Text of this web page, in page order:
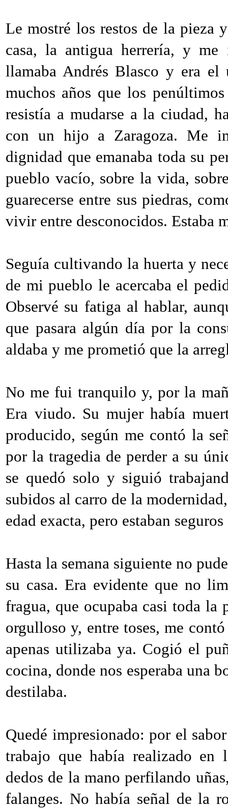
Le mostré los restos de la
casa, la antigua herrería, y
llamaba Andrés Blasco y era el
muchos años que los
resistía a mudarse a la ciudad,
con un hijo a Zaragoza. Me
dignidad que emanaba toda su
pueblo vacío, sobre la vida,
guarecerse entre sus piedras,
vivir entre desconocidos. Estaba
Seguía cultivando la huerta y
de mi pueblo le acercaba el
Observé su fatiga al hablar,
que pasara algún día por la
aldaba y me prometió que la
No me fui tranquilo y, por la
Era viudo. Su mujer había
producido, según me contó la
por la tragedia de perder a su
se quedó solo y siguió
subidos al carro de la
edad exacta, pero estaban
Hasta la semana siguiente no
su casa. Era evidente que no
fragua, que ocupaba casi toda la
orgulloso y, entre toses, me
apenas utilizaba ya. Cogió el
cocina, donde nos esperaba una
destilaba.
Quedé impresionado: por el
trabajo que había realizado en
dedos de la mano perfilando
falanges. No había señal de la